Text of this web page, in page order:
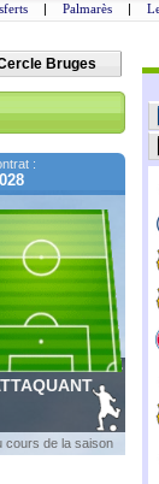
| Palmarès |
Bruges
:
cours de la saison